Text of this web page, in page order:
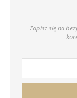
Zapisz się na